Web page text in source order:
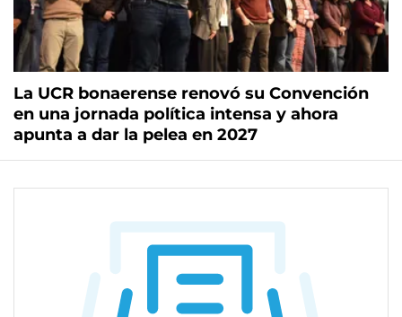
La UCR bonaerense renovó su Convención
en una jornada política intensa y ahora
apunta a dar la pelea en 2027